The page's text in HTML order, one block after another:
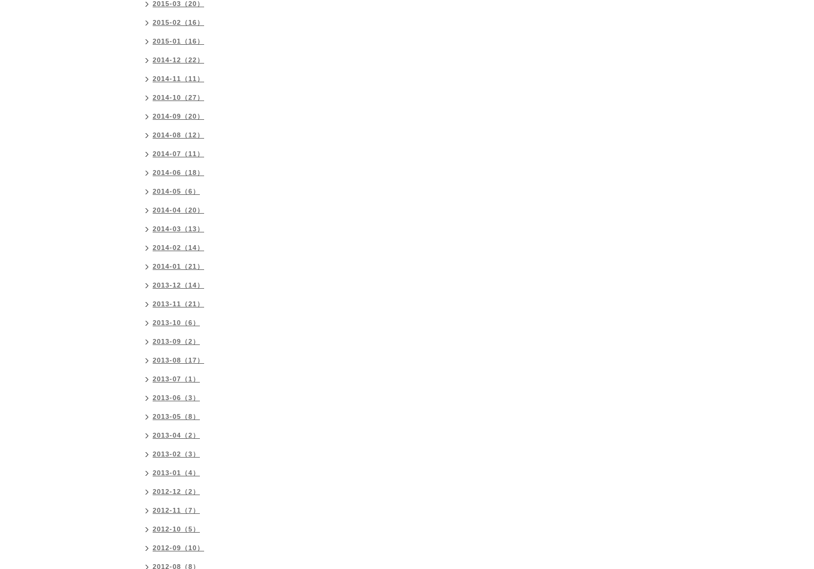
2015-03（20）
2015-02（16）
2015-01（16）
2014-12（22）
2014-11（11）
2014-10（27）
2014-09（20）
2014-08（12）
2014-07（11）
2014-06（18）
2014-05（6）
2014-04（20）
2014-03（13）
2014-02（14）
2014-01（21）
2013-12（14）
2013-11（21）
2013-10（6）
2013-09（2）
2013-08（17）
2013-07（1）
2013-06（3）
2013-05（8）
2013-04（2）
2013-02（3）
2013-01（4）
2012-12（2）
2012-11（7）
2012-10（5）
2012-09（10）
2012-08（8）